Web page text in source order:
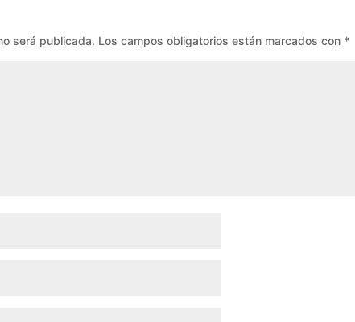
será publicada. Los campos obligatorios están marcados con *